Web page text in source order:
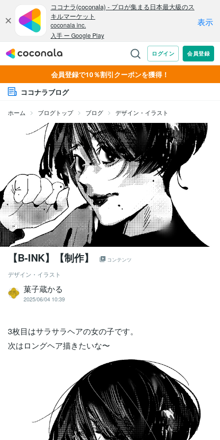
会員登録で10％割引クーポンを獲得！
ココナラブログ
ホーム ブログトップ ブログ デザイン・イラスト
【B-INK】【制作】 コンテンツ
デザイン・イラスト
菓子蔵かる
2025/06/04 10:39
3枚目はサラサラヘアの女の子です。
次はロングヘア描きたいな〜